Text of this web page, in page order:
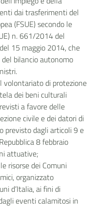
dai trasferimenti del
(FSUE) secondo le
n. 661/2014 del
15 maggio 2014, che
bilancio autonomo
volontariato di protezione
dei beni culturali
a favore delle
civile e dei datori di
previsto dagli articoli 9 e
8 febbraio
attuative;
risorse dei Comuni
organizzato
d’Italia, ai fini di
eventi calamitosi in